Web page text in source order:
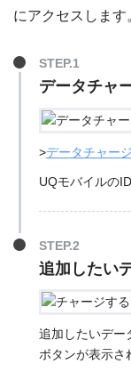
にアクセスします
STEP.1
データチャ
>データチャー
UQモバイルの
STEP.2
追加したい
追加したいデー
ボタンが表示さ